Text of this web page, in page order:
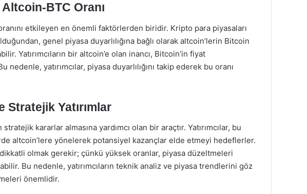
Altcoin-BTC Oranı
etkileyen en önemli faktörlerden biridir. Kripto para piyasaları
genel piyasa duyarlılığına bağlı olarak altcoin’lerin Bitcoin
Yatırımcıların bir altcoin’e olan inancı, Bitcoin’in fiyat
yatırımcılar, piyasa duyarlılığını takip ederek bu oranı
Stratejik Yatırımlar
stratejik kararlar almasına yardımcı olan bir araçtır. Yatırımcılar, bu
altcoin’lere yönelerek potansiyel kazançlar elde etmeyi hedeflerler.
olmak gerekir; çünkü yüksek oranlar, piyasa düzeltmeleri
Bu nedenle, yatırımcıların teknik analiz ve piyasa trendlerini göz
önemlidir.